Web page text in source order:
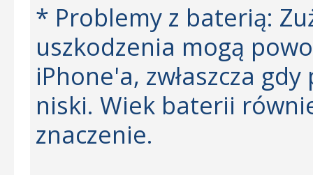
* Problemy z baterią:
uszkodzenia mogą
iPhone'a, zwłaszcza
niski. Wiek baterii
znaczenie.